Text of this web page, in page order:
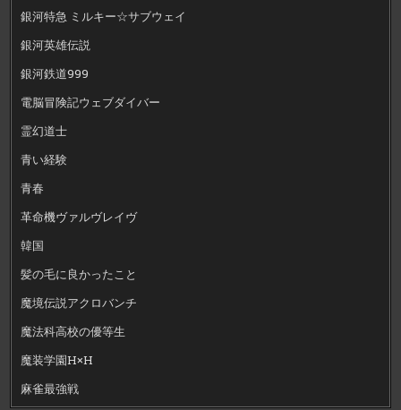
銀河特急 ミルキー☆サブウェイ
銀河英雄伝説
銀河鉄道999
電脳冒険記ウェブダイバー
霊幻道士
青い経験
青春
革命機ヴァルヴレイヴ
韓国
髪の毛に良かったこと
魔境伝説アクロバンチ
魔法科高校の優等生
魔装学園H×H
麻雀最強戦